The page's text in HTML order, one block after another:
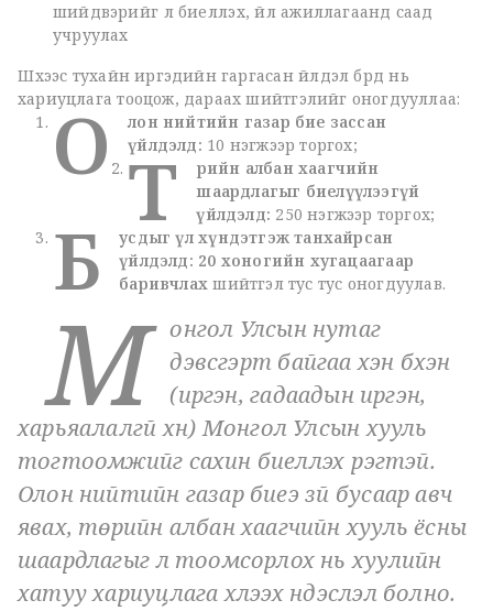
шийдвэрийг үл биелүүлэх, үйл ажиллагаанд саад
учруулах
Шүүхээс тухайн иргэдийн гаргасан үйлдэл бүрд нь
хариуцлага тооцож, дараах шийтгэлийг оногдууллаа:
О
лон нийтийн газар бие зассан
үйлдэлд: 10 нэгжээр торгох;
Т
өрийн албан хаагчийн
шаардлагыг биелүүлээгүй
үйлдэлд: 250 нэгжээр торгох;
Б
усдыг үл хүндэтгэж танхайрсан
үйлдэлд: 20 хоногийн хугацаагаар
баривчлах шийтгэл тус тус оногдуулав.
М онгол Улсын нутаг
дэвсгэрт байгаа хэн бүхэн
(иргэн, гадаадын иргэн,
харьяалалгүй хүн) Монгол Улсын хууль
тогтоомжийг сахин биелүүлэх үүрэгтэй.
Олон нийтийн газар биеэ зүй бусаар авч
явах, төрийн албан хаагчийн хууль ёсны
шаардлагыг үл тоомсорлох нь хуулийн
хатуу хариуцлага хүлээх үндэслэл болно.